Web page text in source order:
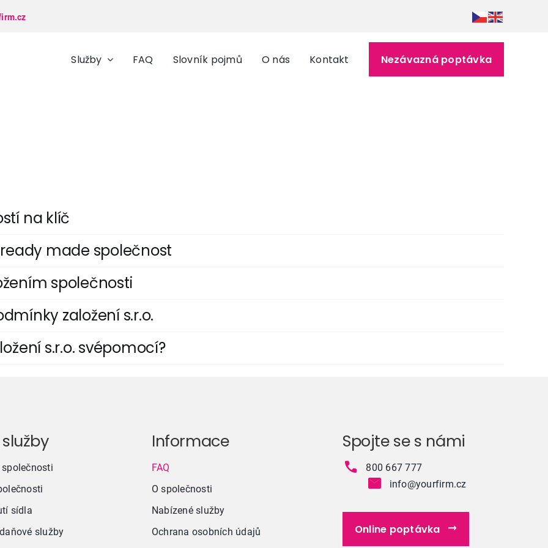
Služby FAQ Slovník pojmů O nás Kontakt Nezávazná poptávka
na klíč
made společnost
společnosti
založení s.r.o.
s.r.o. svépomocí?
sídla
služby
Informace
FAQ
O společnosti
Nabízené služby
Ochrana osobních údajů
Spojte se s námi
800 667 777
info@yourfirm.cz
Online poptávka